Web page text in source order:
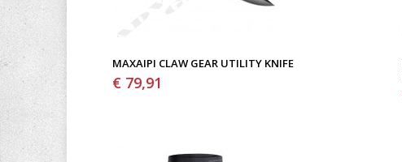
ΜΑΧΑΊΡΙ CLAW GEAR UTILITY KNIFE
€ 79,91